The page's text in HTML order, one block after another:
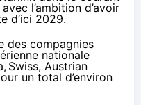
l’ambition d’avoir
d’ici 2029.
des compagnies
nationale
Swiss, Austrian
un total d’environ